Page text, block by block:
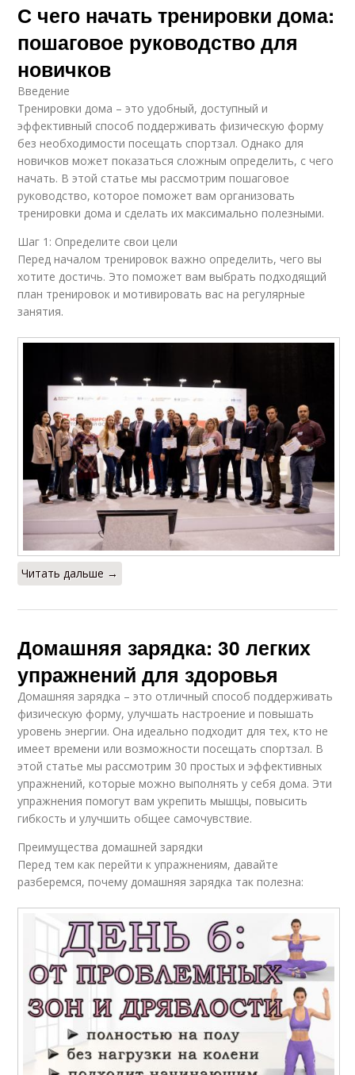
С чего начать тренировки дома:
пошаговое руководство для
новичков
Введение
Тренировки дома – это удобный, доступный и
эффективный способ поддерживать физическую форму
без необходимости посещать спортзал. Однако для
новичков может показаться сложным определить, с чего
начать. В этой статье мы рассмотрим пошаговое
руководство, которое поможет вам организовать
тренировки дома и сделать их максимально полезными.
Шаг 1: Определите свои цели
Перед началом тренировок важно определить, чего вы
хотите достичь. Это поможет вам выбрать подходящий
план тренировок и мотивировать вас на регулярные
занятия.
Читать дальше →
Домашняя зарядка: 30 легких
упражнений для здоровья
Домашняя зарядка – это отличный способ поддерживать
физическую форму, улучшать настроение и повышать
уровень энергии. Она идеально подходит для тех, кто не
имеет времени или возможности посещать спортзал. В
этой статье мы рассмотрим 30 простых и эффективных
упражнений, которые можно выполнять у себя дома. Эти
упражнения помогут вам укрепить мышцы, повысить
гибкость и улучшить общее самочувствие.
Преимущества домашней зарядки
Перед тем как перейти к упражнениям, давайте
разберемся, почему домашняя зарядка так полезна: